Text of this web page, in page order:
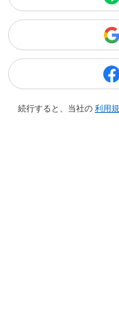
続行すると、当社の利用